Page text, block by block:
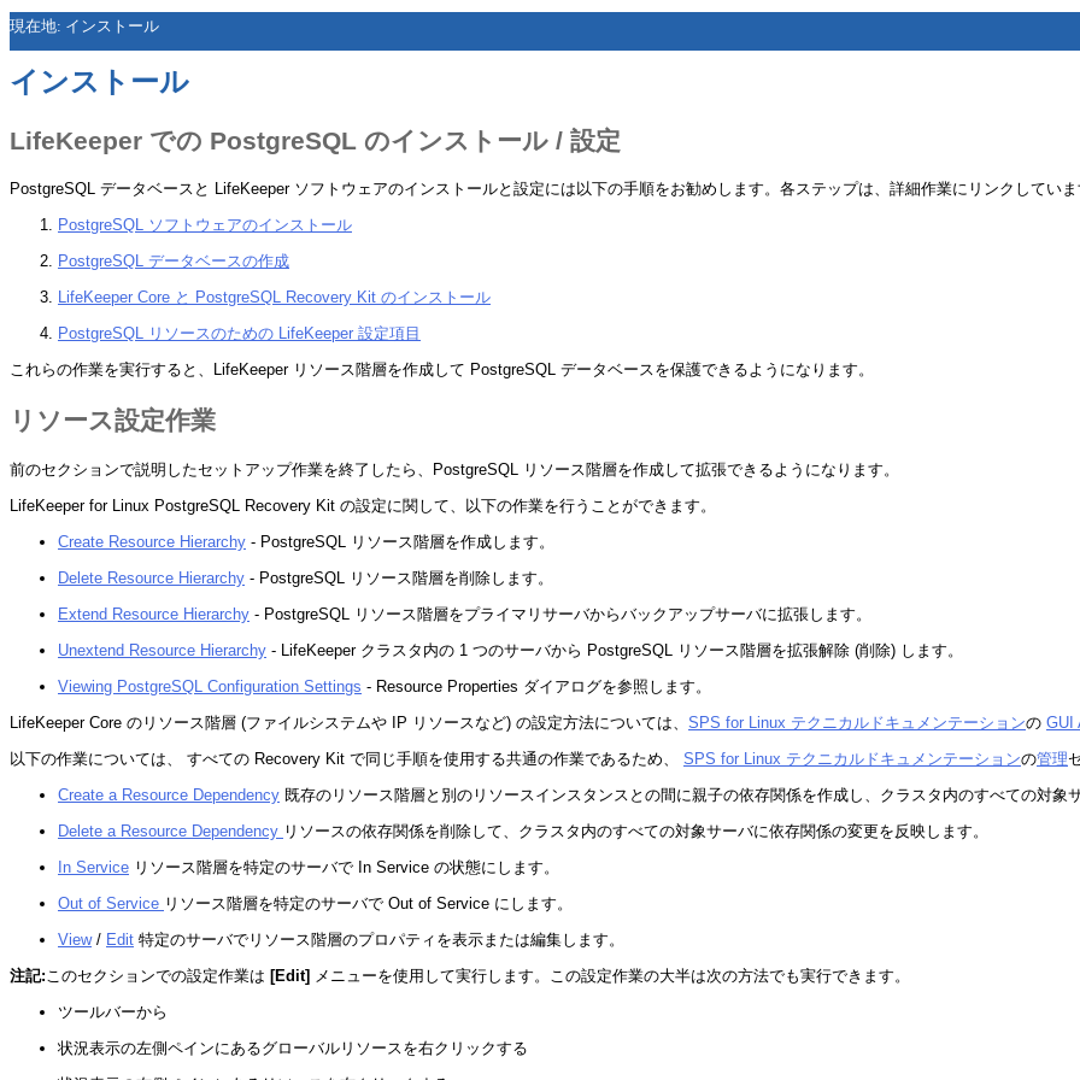
現在地: インストール
インストール
LifeKeeper での PostgreSQL のインストール / 設定
PostgreSQL データベースと LifeKeeper ソフトウェアのインストールと設定には以下の手順をお勧めします。各ステップは、詳細作業にリンクしてい
PostgreSQL ソフトウェアのインストール
PostgreSQL データベースの作成
LifeKeeper Core と PostgreSQL Recovery Kit のインストール
PostgreSQL リソースのための LifeKeeper 設定項目
これらの作業を実行すると、LifeKeeper リソース階層を作成して PostgreSQL データベースを保護できるようになります。
リソース設定作業
前のセクションで説明したセットアップ作業を終了したら、PostgreSQL リソース階層を作成して拡張できるようになります。
LifeKeeper for Linux PostgreSQL Recovery Kit の設定に関して、以下の作業を行うことができます。
Create Resource Hierarchy - PostgreSQL リソース階層を作成します。
Delete Resource Hierarchy - PostgreSQL リソース階層を削除します。
Extend Resource Hierarchy - PostgreSQL リソース階層をプライマリサーバからバックアップサーバに拡張します。
Unextend Resource Hierarchy - LifeKeeper クラスタ内の 1 つのサーバから PostgreSQL リソース階層を拡張解除 (削除) します。
Viewing PostgreSQL Configuration Settings - Resource Properties ダイアログを参照します。
LifeKeeper Core のリソース階層 (ファイルシステムや IP リソースなど) の設定方法については、 SPS for Linux テクニカルドキュメンテーションの GUI
以下の作業については、 すべての Recovery Kit で同じ手順を使用する共通の作業であるため、 SPS for Linux テクニカルドキュメンテーションの管理
Create a Resource Dependency 既存のリソース階層と別のリソースインスタンスとの間に親子の依存関係を作成し、クラスタ内のすべての対象
Delete a Resource Dependency リソースの依存関係を削除して、クラスタ内のすべての対象サーバに依存関係の変更を反映します。
In Service リソース階層を特定のサーバで In Service の状態にします。
Out of Service リソース階層を特定のサーバで Out of Service にします。
View/ Edit 特定のサーバでリソース階層のプロパティを表示または編集します。
注記: このセクションでの設定作業は [Edit] メニューを使用して実行します。この設定作業の大半は次の方法でも実行できます。
ツールバーから
状況表示の左側ペインにあるグローバルリソースを右クリックする